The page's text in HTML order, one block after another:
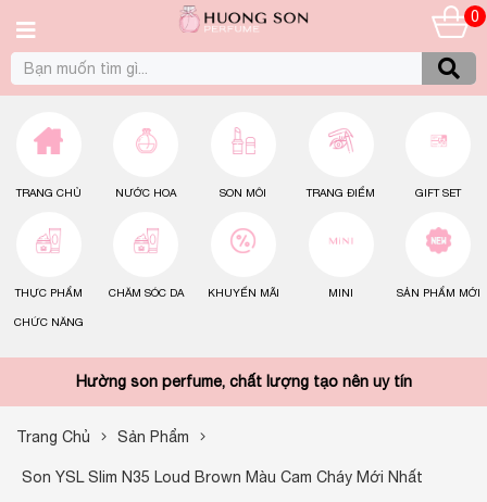
0
TRANG CHỦ NƯỚC HOA SON MÔI TRANG ĐIỂM GIFT SET
THỰC PHẨM
CHỨC NĂNG
CHĂM SÓC DA KHUYẾN MÃI MINI SẢN PHẨM MỚI
Hường son perfume, chất lượng tạo nên uy tín
Trang Chủ Sản Phẩm
Son YSL Slim N35 Loud Brown Màu Cam Cháy Mới Nhất